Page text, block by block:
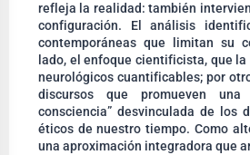
refleja la realidad: también
configuración. El análisis
contemporáneas que limitan su
lado, el enfoque cientificista, que
neurológicos cuantificables; por
discursos que promueven
consciencia” desvinculada de los
éticos de nuestro tiempo. Como
una aproximación integradora que